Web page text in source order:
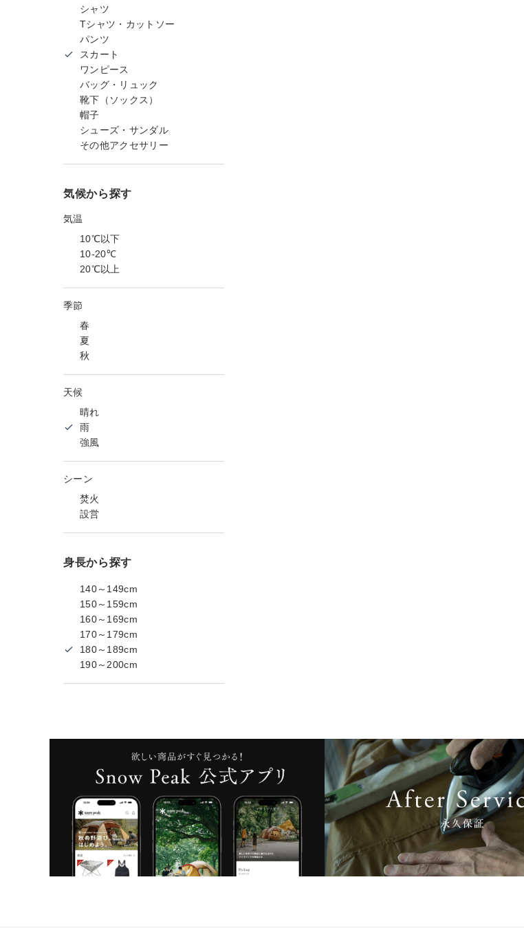
シャツ
Tシャツ・カットソー
パンツ
スカート
ワンピース
バッグ・リュック
靴下（ソックス）
帽子
シューズ・サンダル
その他アクセサリー
気候から探す
気温
10℃以下
10-20℃
20℃以上
季節
春
夏
秋
天候
晴れ
雨
強風
シーン
焚火
設営
身長から探す
140～149cm
150～159cm
160～169cm
170～179cm
180～189cm
190～200cm